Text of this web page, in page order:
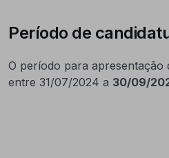
Período de
O período para apresentação
entre 31/07/2024 a 30/09/